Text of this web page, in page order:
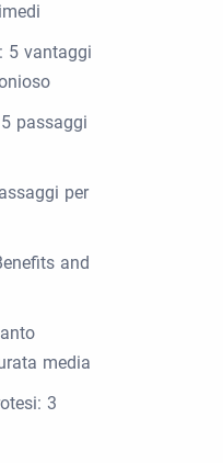
5 vantaggi
passaggi
per
and
media
3